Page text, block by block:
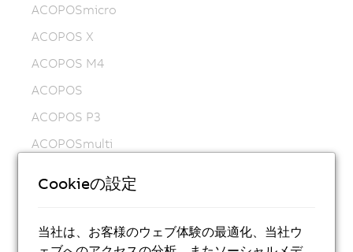
ACOPOSmicro
ACOPOS X
ACOPOS M4
ACOPOS
ACOPOS P3
ACOPOSmulti
ACOPOSmotor
Variable frequency drives (VFD)
Cookieの設定
当社は、お客様のウェブ体験の最適化、当社ウ